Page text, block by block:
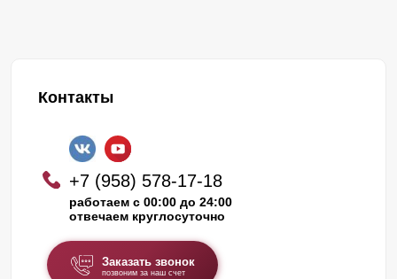
Контакты
+7 (958) 578-17-18
работаем с 00:00 до 24:00
отвечаем круглосуточно
Заказать звонок
позвоним за наш счет